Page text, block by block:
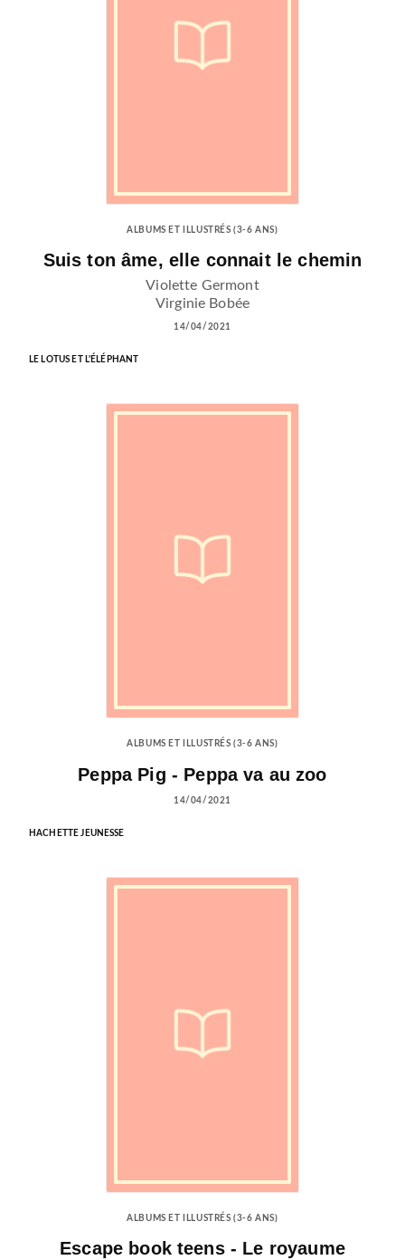
ALBUMS ET ILLUSTRÉS (3-6 ANS)
Suis ton âme, elle connait le chemin
Violette Germont
Virginie Bobée
14/04/2021
LE LOTUS ET L'ÉLÉPHANT
ALBUMS ET ILLUSTRÉS (3-6 ANS)
Peppa Pig - Peppa va au zoo
14/04/2021
HACHETTE JEUNESSE
ALBUMS ET ILLUSTRÉS (3-6 ANS)
Escape book teens - Le royaume